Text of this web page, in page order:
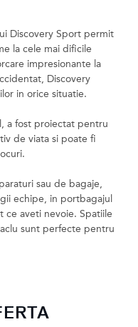
Discovery Sport permit
la cele mai dificile
impresionante la
Discovery
in orice situatie.
a fost proiectat pentru
de viata si poate fi
sau de bagaje,
echipe, in portbagajul
ce aveti nevoie. Spatiile
sunt perfecte pentru